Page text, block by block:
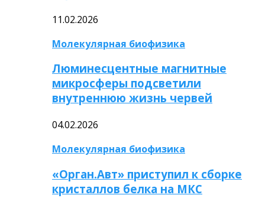
11.02.2026
Молекулярная биофизика
Люминесцентные магнитные
микросферы подсветили
внутреннюю жизнь червей
04.02.2026
Молекулярная биофизика
«Орган.Авт» приступил к сборке
кристаллов белка на МКС